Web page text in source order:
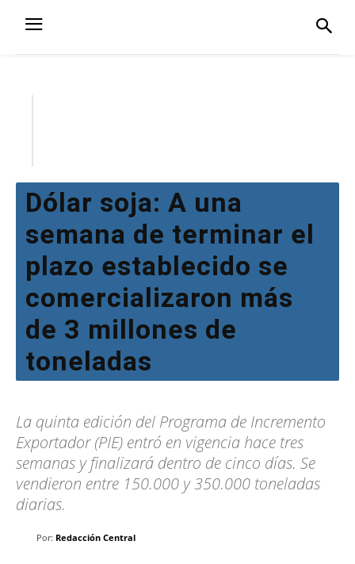
Dólar soja: A una
semana de terminar el
plazo establecido se
comercializaron más
de 3 millones de
toneladas
La quinta edición del Programa de Incremento
Exportador (PIE) entró en vigencia hace tres
semanas y finalizará dentro de cinco días. Se
vendieron entre 150.000 y 350.000 toneladas
diarias.
Por: Redacción Central